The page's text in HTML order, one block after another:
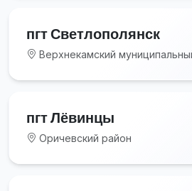
пгт Светлополянск
Верхнекамский
пгт Лёвинцы
Оричевский район